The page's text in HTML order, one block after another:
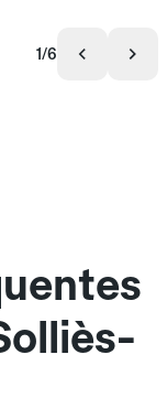
1/6